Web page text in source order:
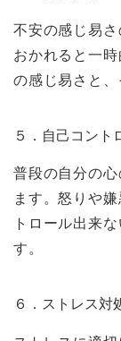
不安の感じ易
おかれると一
の感じ易さと、
５．自己コント
普段の自分の
ます。怒りや
トロール出来
す。
６．ストレス対